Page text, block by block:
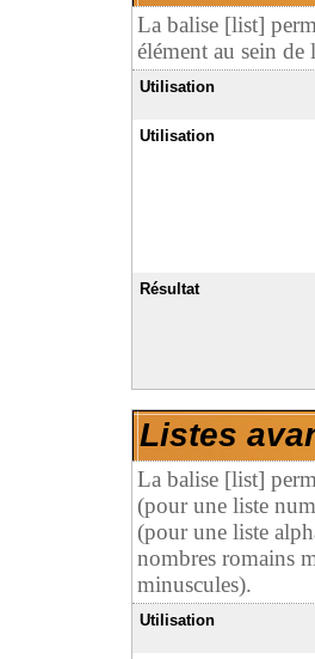
La balise [list]
élément au sein
Utilisation
Utilisation
Résultat
Listes
La balise [list]
(pour une liste
(pour une liste
nombres romains
minuscules).
Utilisation